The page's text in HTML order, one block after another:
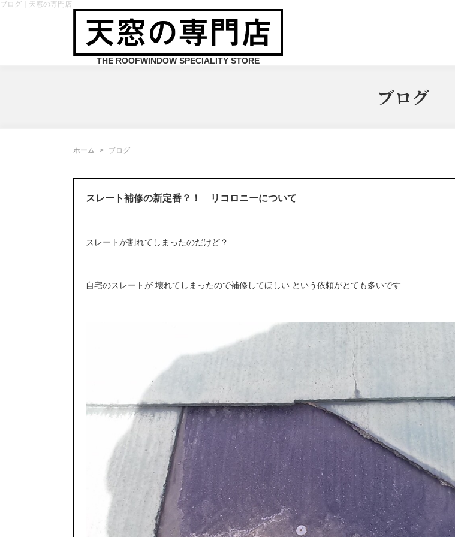
ブログ｜天窓の専門店
THE ROOFWINDOW SPECIALITY STORE
ブログ
ホーム ブログ
スレート補修の新定番？！ リコロニーについて
スレートが割れてしまったのだけど？
自宅のスレートが 壊れてしまったので補修してほしい という依頼がとても多いです